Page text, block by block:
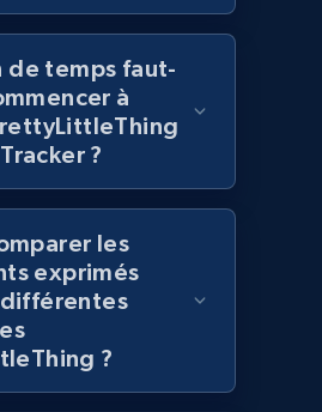
Initial price, Final
and more.
Commencer
- Discover products by
Initial price, Final
de temps faut-
à
?
les
exprimés
différentes
?